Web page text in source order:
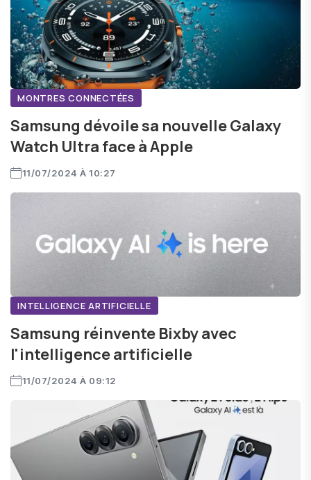
MONTRES CONNECTÉES
Samsung dévoile sa nouvelle Galaxy
Watch Ultra face à Apple
11/07/2024 À 10:27
INTELLIGENCE ARTIFICIELLE
Samsung réinvente Bixby avec
l'intelligence artificielle
11/07/2024 À 09:12